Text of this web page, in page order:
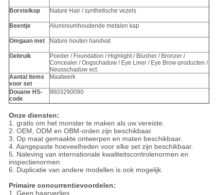
Borstelkop Nature Hair / synthetische vezels
Beentje Aluminiumhoudende metalen kap
Omgaan met Nature houten handvat
Gebruik
Poeder / Foundation / Highlight / Blusher / Bronzer /
Concealer / Oogschaduw / Eye Liner / Eye Brow-producten /
Neusschaduw ect.
Aantal items
voor set
Maatwerk
Douane HS-
code
9603290090
Onze diensten:
1. gratis om het monster te maken als uw vereiste.
2. OEM, ODM en OBM-orden zijn beschikbaar.
3. Op maat gemaakte ontwerpen en maten beschikbaar.
4. Aangepaste hoeveelheden voor elke set zijn beschikbaar.
5. Naleving van internationale kwaliteitscontrolenormen en
inspectienormen.
6. Duplicatie van andere modellen is ook mogelijk.
Primaire concurrentievoordelen:
1. Geen haarverlies